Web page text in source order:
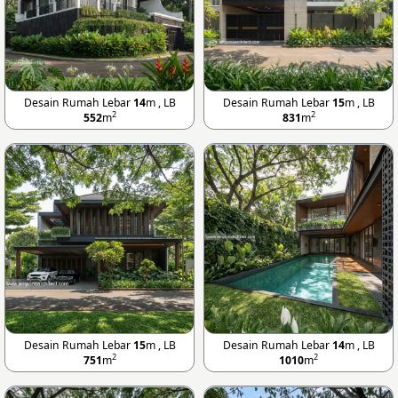
Desain Rumah Lebar 14m , LB
552m2
Desain Rumah Lebar 15m , LB
831m2
Desain Rumah Lebar 15m , LB
751m2
Desain Rumah Lebar 14m , LB
1010m2